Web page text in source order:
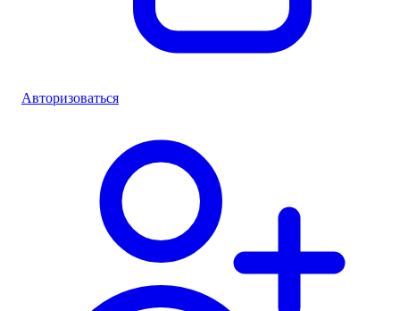
Авторизоваться